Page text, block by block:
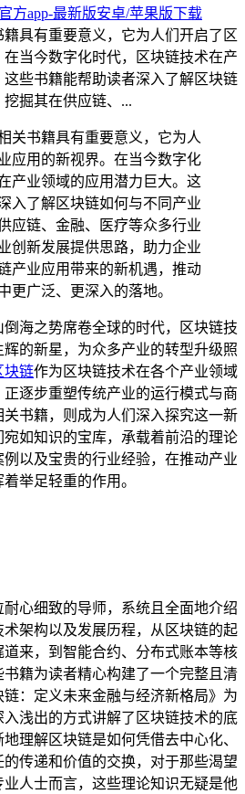
方app-最新版安卓/苹果版下载
具有重要意义，它为人们开启了区
当今数字化时代，区块链技术在产
些书籍能帮助读者深入了解区块链
掘其在供应链、...
关书籍具有重要意义，它为人
应用的新视界。在当今数字化
产业领域的应用潜力巨大。这
入了解区块链如何与不同产业
应链、金融、医疗等众多行业
创新发展提供思路，助力企业
产业应用带来的新机遇，推动
更广泛、更深入的落地。
海之势席卷全球的时代，区块链技
的新星，为众多产业的转型升级照
块链作为区块链技术在各个产业领域
逐步重塑传统产业的运行模式与商
书籍，则成为人们深入探究这一新
如知识的宝库，承载着前沿的理论
以及宝贵的行业经验，在推动产业
举足轻重的作用。
心细致的导师，系统且全面地介绍
架构以及发展历程，从区块链的起
道来，到智能合约、分布式账本等核
籍为读者精心构建了一个完整且清
：定义未来金融与经济新格局》为
浅出的方式讲解了区块链技术的底
理解区块链是如何凭借去中心化、
传递和价值的交换，对于那些渴望
人士而言，这些理论知识无疑是他